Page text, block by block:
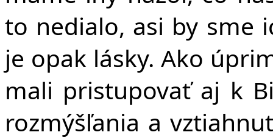
to nedialo, asi by sme
je opak lásky. Ako
mali pristupovať aj k
rozmýšľania a